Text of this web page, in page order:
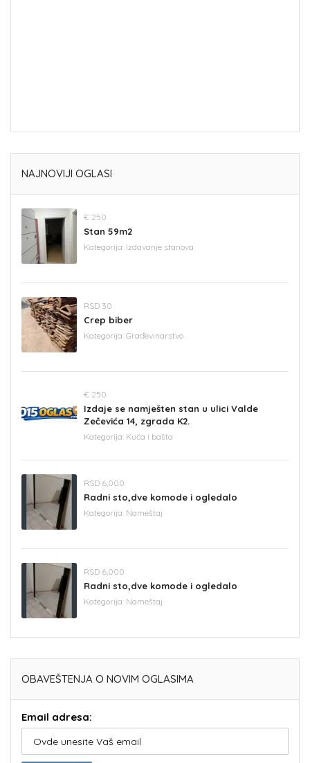
NAJNOVIJI OGLASI
€ 250
Stan 59m2
Kategorija: Izdavanje stanova
RSD 30
Crep biber
Kategorija: Građevinarstvo
€ 250
Izdaje se namješten stan u ulici Valde
Zečevića 14, zgrada K2.
Kategorija: Kuća i bašta
RSD 6,000
Radni sto,dve komode i ogledalo
Kategorija: Nameštaj
RSD 6,000
Radni sto,dve komode i ogledalo
Kategorija: Nameštaj
OBAVEŠTENJA O NOVIM OGLASIMA
Email adresa: